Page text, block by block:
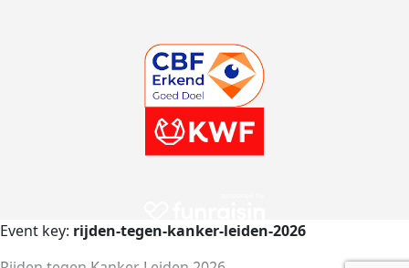
Event key: rijden-tegen-kanker-leiden-2026